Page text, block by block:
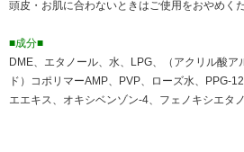
頭皮・お肌に合わないときはご使用をおやめくだ
■成分■
DME、エタノール、水、LPG、（アクリル酸ア
ド）コポリマーAMP、PVP、ローズ水、PPG-
エエキス、オキシベンゾン-4、フェノキシエタ